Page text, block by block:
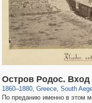
Остров Родос. Вход
1860–1880, Greece
1,673 20
, South
182
По преданию именно в этом